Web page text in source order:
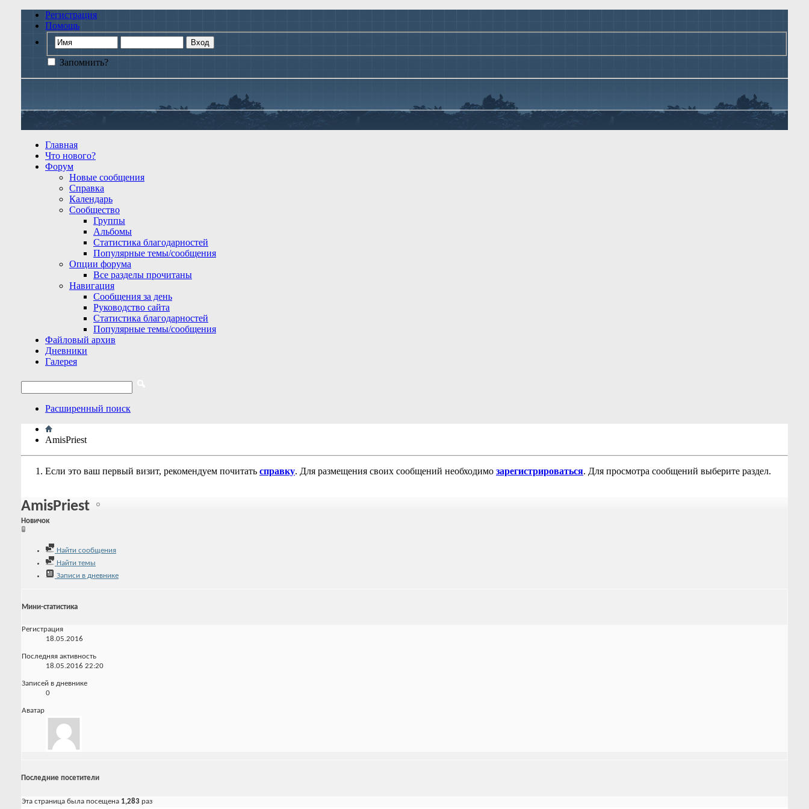
Регистрация
Помощь
Запомнить?
Главная
Что нового?
Форум
Новые сообщения
Справка
Календарь
Сообщество
Группы
Альбомы
Статистика благодарностей
Популярные темы/сообщения
Опции форума
Все разделы прочитаны
Навигация
Сообщения за день
Руководство сайта
Статистика благодарностей
Популярные темы/сообщения
Файловый архив
Дневники
Галерея
Расширенный поиск
AmisPriest
Если это ваш первый визит, рекомендуем почитать справку. Для размещения своих сообщений необходимо зарегистрироваться. Для просмотра сообщений выберите раздел.
AmisPriest
Новичок
Найти сообщения
Найти темы
Записи в дневнике
Мини-статистика
Регистрация
18.05.2016
Последняя активность
18.05.2016 22:20
Записей в дневнике
0
Аватар
Последние посетители
Эта страница была посещена 1,283 раз